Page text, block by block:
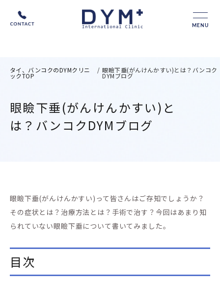
MENU
タイ、バンコクのDYMクリニ
ックTOP
/ 眼瞼下垂(がんけんかすい)とは？バンコク
DYMブログ
眼瞼下垂(がんけんかすい)と
は？バンコクDYMブログ
眼瞼下垂(がんけんかすい)って皆さんはご存知でしょうか？
その症状とは？治療方法とは？手術で治す？今回はあまり知
られていない眼瞼下垂について書いてみました。
目次